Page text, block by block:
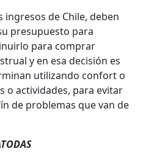
ingresos de Chile, deben
presupuesto para
para comprar
y en esa decisión es
utilizando confort o
o actividades, para evitar
de problemas que van de